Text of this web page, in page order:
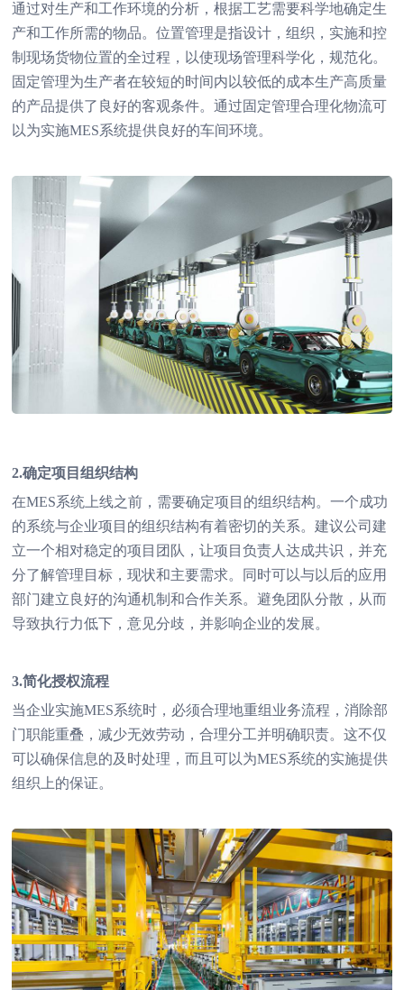
通过对生产和工作环境的分析，根据工艺需要科学地确定生
产和工作所需的物品。位置管理是指设计，组织，实施和控
制现场货物位置的全过程，以使现场管理科学化，规范化。
固定管理为生产者在较短的时间内以较低的成本生产高质量
的产品提供了良好的客观条件。通过固定管理合理化物流可
以为实施MES系统提供良好的车间环境。
2.确定项目组织结构
在MES系统上线之前，需要确定项目的组织结构。一个成功
的系统与企业项目的组织结构有着密切的关系。建议公司建
立一个相对稳定的项目团队，让项目负责人达成共识，并充
分了解管理目标，现状和主要需求。同时可以与以后的应用
部门建立良好的沟通机制和合作关系。避免团队分散，从而
导致执行力低下，意见分歧，并影响企业的发展。
3.简化授权流程
当企业实施MES系统时，必须合理地重组业务流程，消除部
门职能重叠，减少无效劳动，合理分工并明确职责。这不仅
可以确保信息的及时处理，而且可以为MES系统的实施提供
组织上的保证。